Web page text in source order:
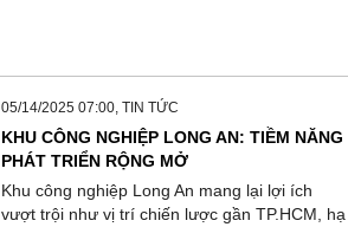
05/14/2025 07:00, TIN TỨC
KHU CÔNG NGHIỆP LONG AN: TIỀM NĂNG
PHÁT TRIỂN RỘNG MỞ
Khu công nghiệp Long An mang lại lợi ích
vượt trội như vị trí chiến lược gần TP.HCM, hạ